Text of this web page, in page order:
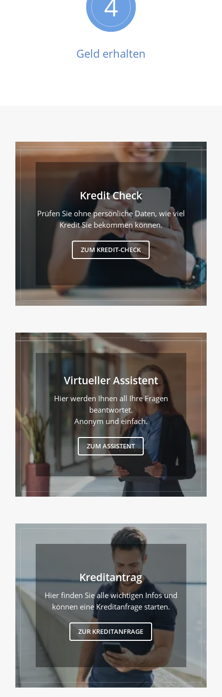
4
Geld erhalten
Kredit Check
Prüfen Sie ohne persönliche Daten, wie viel
Kredit Sie bekommen können.
ZUM KREDIT-CHECK
Virtueller Assistent
Hier werden Ihnen all Ihre Fragen
beantwortet.
Anonym und einfach.
ZUM ASSISTENT
Kreditantrag
Hier finden Sie alle wichtigen Infos und
können eine Kreditanfrage starten.
ZUR KREDITANFRAGE